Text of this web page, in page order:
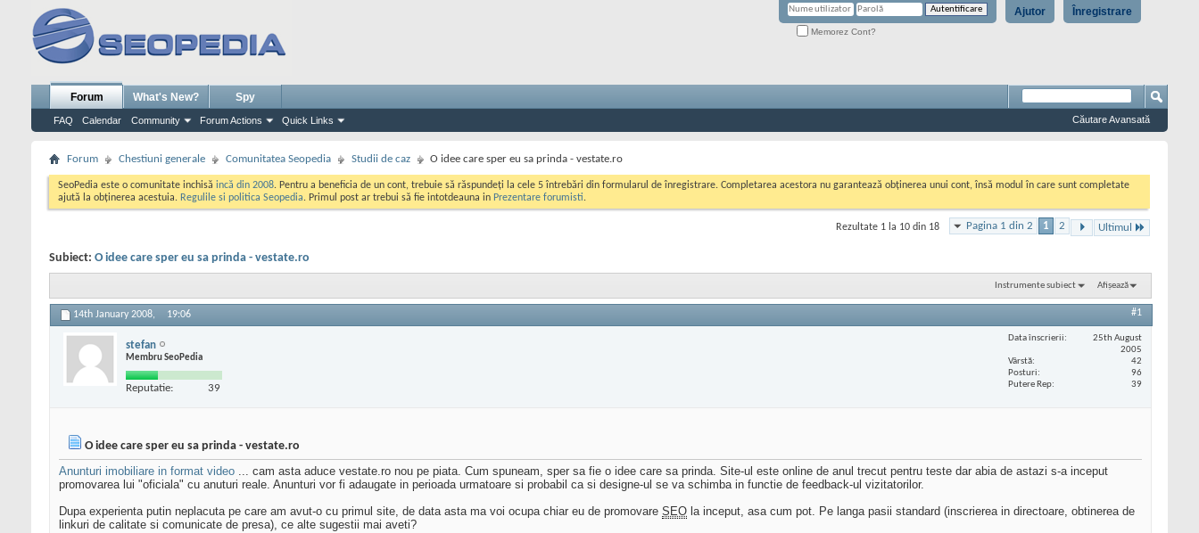
Înregistrare
Ajutor
Memorez Cont?
Forum
FAQ Calendar Community Forum Actions Quick Links
What's New? Spy
Căutare Avansată
Forum Chestiuni generale Comunitatea Seopedia Studii de caz O idee care sper eu sa prinda - vestate.ro
SeoPedia este o comunitate inchisă incă din 2008. Pentru a beneficia de un cont, trebuie să răspundeți la cele 5 întrebări din formularul de înregistrare. Completarea acestora nu garantează obținerea unui cont, însă modul în care sunt completate
ajută la obținerea acestuia. Regulile si politica Seopedia. Primul post ar trebui să fie intotdeauna in Prezentare forumisti.
Pagina 1 din 2 1 2 Ultimul
Rezultate 1 la 10 din 18
Subiect: O idee care sper eu sa prinda - vestate.ro
Instrumente subiect Afișează
14th January 2008, 19:06 #1
stefan
Membru SeoPedia
Reputatie: 39
Data înscrierii
25th August
2005
Vârstă
42
Posturi
96
Putere Rep
39
O idee care sper eu sa prinda - vestate.ro
Anunturi imobiliare in format video ... cam asta aduce vestate.ro nou pe piata. Cum spuneam, sper sa fie o idee care sa prinda. Site-ul este online de anul trecut pentru teste dar abia de astazi s-a inceput
promovarea lui "oficiala" cu anuturi reale. Anunturi vor fi adaugate in perioada urmatoare si probabil ca si designe-ul se va schimba in functie de feedback-ul vizitatorilor.
Dupa experienta putin neplacuta pe care am avut-o cu primul site, de data asta ma voi ocupa chiar eu de promovare SEO la inceput, asa cum pot. Pe langa pasii standard (inscrierea in directoare, obtinerea de
linkuri de calitate si comunicate de presa), ce alte sugestii mai aveti?